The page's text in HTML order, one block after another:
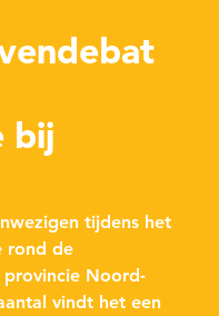
bij
tijdens het
rond de
Noord-
vindt het een